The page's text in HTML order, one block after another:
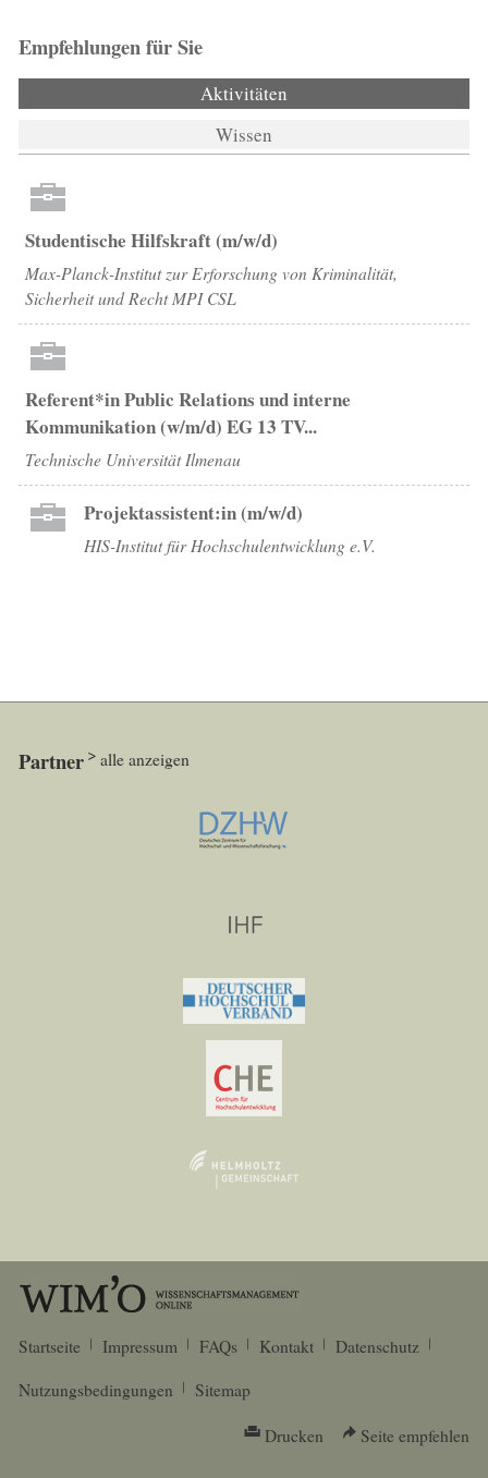
Empfehlungen für Sie
Aktivitäten
Wissen
Studentische Hilfskraft (m/w/d)
Max-Planck-Institut zur Erforschung von Kriminalität,
Sicherheit und Recht MPI CSL
Referent*in Public Relations und interne
Kommunikation (w/m/d) EG 13 TV...
Technische Universität Ilmenau
Projektassistent:in (m/w/d)
HIS-Institut für Hochschulentwicklung e.V.
Partner alle anzeigen
Startseite Impressum FAQs Kontakt
Datenschutz
Nutzungsbedingungen
Sitemap
Drucken Seite empfehlen